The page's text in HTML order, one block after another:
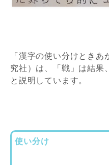
「漢字の使い分けとき
究社）は、「戦」は結果
と説明しています。
使い分け